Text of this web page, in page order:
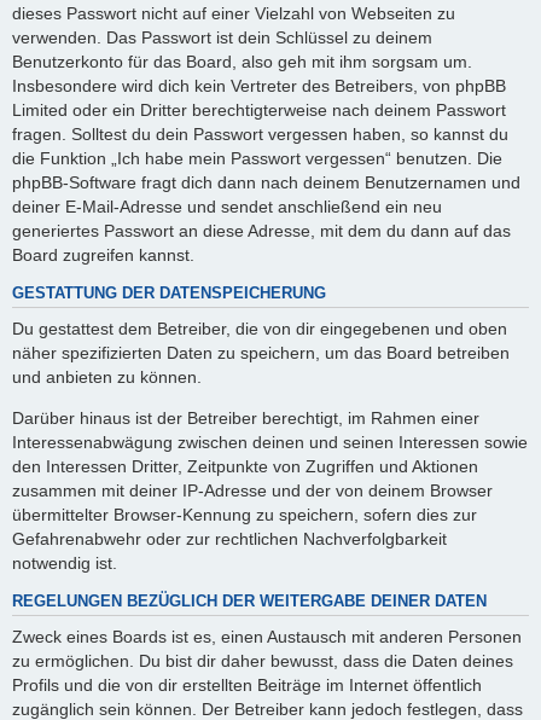
dieses Passwort nicht auf einer Vielzahl von Webseiten zu
verwenden. Das Passwort ist dein Schlüssel zu deinem
Benutzerkonto für das Board, also geh mit ihm sorgsam um.
Insbesondere wird dich kein Vertreter des Betreibers, von phpBB
Limited oder ein Dritter berechtigterweise nach deinem Passwort
fragen. Solltest du dein Passwort vergessen haben, so kannst du
die Funktion „Ich habe mein Passwort vergessen“ benutzen. Die
phpBB-Software fragt dich dann nach deinem Benutzernamen und
deiner E-Mail-Adresse und sendet anschließend ein neu
generiertes Passwort an diese Adresse, mit dem du dann auf das
Board zugreifen kannst.
GESTATTUNG DER DATENSPEICHERUNG
Du gestattest dem Betreiber, die von dir eingegebenen und oben
näher spezifizierten Daten zu speichern, um das Board betreiben
und anbieten zu können.
Darüber hinaus ist der Betreiber berechtigt, im Rahmen einer
Interessenabwägung zwischen deinen und seinen Interessen sowie
den Interessen Dritter, Zeitpunkte von Zugriffen und Aktionen
zusammen mit deiner IP-Adresse und der von deinem Browser
übermittelter Browser-Kennung zu speichern, sofern dies zur
Gefahrenabwehr oder zur rechtlichen Nachverfolgbarkeit
notwendig ist.
REGELUNGEN BEZÜGLICH DER WEITERGABE DEINER DATEN
Zweck eines Boards ist es, einen Austausch mit anderen Personen
zu ermöglichen. Du bist dir daher bewusst, dass die Daten deines
Profils und die von dir erstellten Beiträge im Internet öffentlich
zugänglich sein können. Der Betreiber kann jedoch festlegen, dass